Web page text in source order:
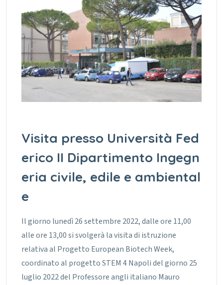
Visita presso Università Fed
erico II Dipartimento Ingegn
eria civile, edile e ambiental
e
Il giorno lunedì 26 settembre 2022, dalle ore 11,00
alle ore 13,00 si svolgerà la visita di istruzione
relativa al Progetto European Biotech Week,
coordinato al progetto STEM 4 Napoli del giorno 25
luglio 2022 del Professore angli italiano Mauro